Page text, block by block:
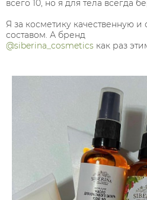
всего 10, но я для тела всегда
Я за косметику качественную
составом. А бренд
@siberina_cosmetics как раз